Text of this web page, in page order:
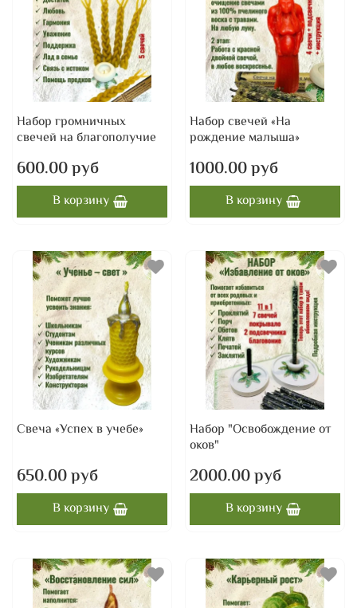
Набор громничных
свечей на благополучие
600.00 руб
В корзину
Набор свечей «На
рождение малыша»
1000.00 руб
В корзину
Свеча «Успех в учебе»
650.00 руб
В корзину
Набор "Освобождение от
оков"
2000.00 руб
В корзину